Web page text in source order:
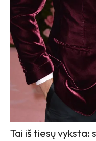
Tai iš tiesų vyksta: